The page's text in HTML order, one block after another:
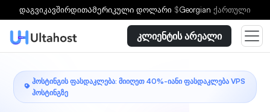
დაგვიკავშირდითᲐმერიკული დოლარი $Georgian ქართული
კლიენტის არეალი
ᲰᲝᲡᲢᲘᲜᲒᲘᲡ ᲤᲐᲡᲓᲐᲙᲚᲔᲑᲐ: ᲛᲘᲘᲦᲔᲗ 40%-ᲘᲐᲜᲘ ᲤᲐᲡᲓᲐᲙᲚᲔᲑᲐ VPS
ᲰᲝᲡᲢᲘᲜᲒᲖᲔ